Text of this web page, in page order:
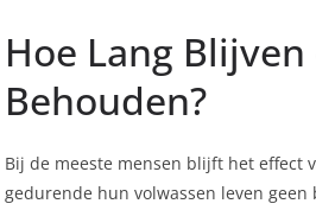
Hoe Lang
Behouden?
Bij de meeste mensen blijft het effect
gedurende hun volwassen leven